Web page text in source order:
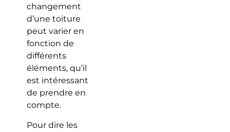
changement
d’une toiture
peut varier en
fonction de
différents
éléments, qu’il
est intéressant
de prendre en
compte.
Pour dire les